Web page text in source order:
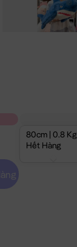
80cm | 0.8 Kg
Hết Hàng